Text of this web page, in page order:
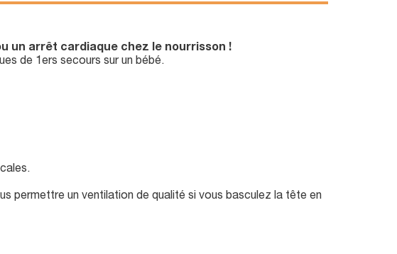
un arrêt cardiaque chez le nourrisson !
de 1ers secours sur un bébé.
permettre un ventilation de qualité si vous basculez la tête en